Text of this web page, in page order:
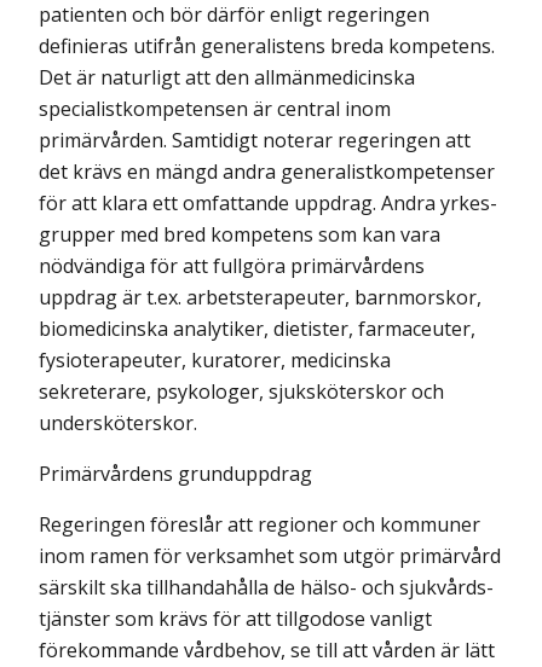
patienten och bör därför enligt regeringen
definieras utifrån generalistens breda kompetens.
Det är naturligt att den allmänmedicinska
specialistkompetensen är central inom
primärvården. Samtidigt noterar regeringen att
det krävs en mängd andra generalistkompetenser
för att klara ett omfattande uppdrag. Andra yrkes­
grupper med bred kompetens som kan vara
nödvändiga för att fullgöra primärvårdens
uppdrag är t.ex. arbetsterapeuter, barnmorskor,
biomedicinska analytiker, dietister, farmaceuter,
fysioterapeuter, kuratorer, medicinska
sekreterare, psykologer, sjuksköterskor och
undersköterskor.
Primärvårdens grunduppdrag
Regeringen föreslår att regioner och kommuner
inom ramen för verksamhet som utgör primärvård
särskilt ska tillhandahålla de hälso- och sjukvårds­
tjänster som krävs för att tillgodose vanligt
förekommande vårdbehov, se till att vården är lätt